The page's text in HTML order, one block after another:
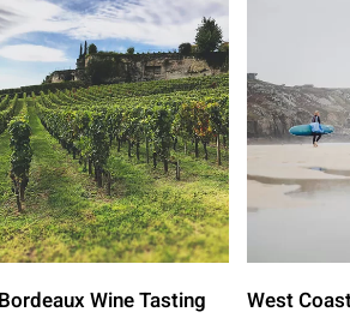
Bordeaux Wine Tasting West